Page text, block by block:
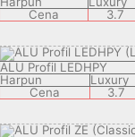
Cena
3.7
ALU Profil LEDHPY
Harpun
Luxury
Cena
3.7